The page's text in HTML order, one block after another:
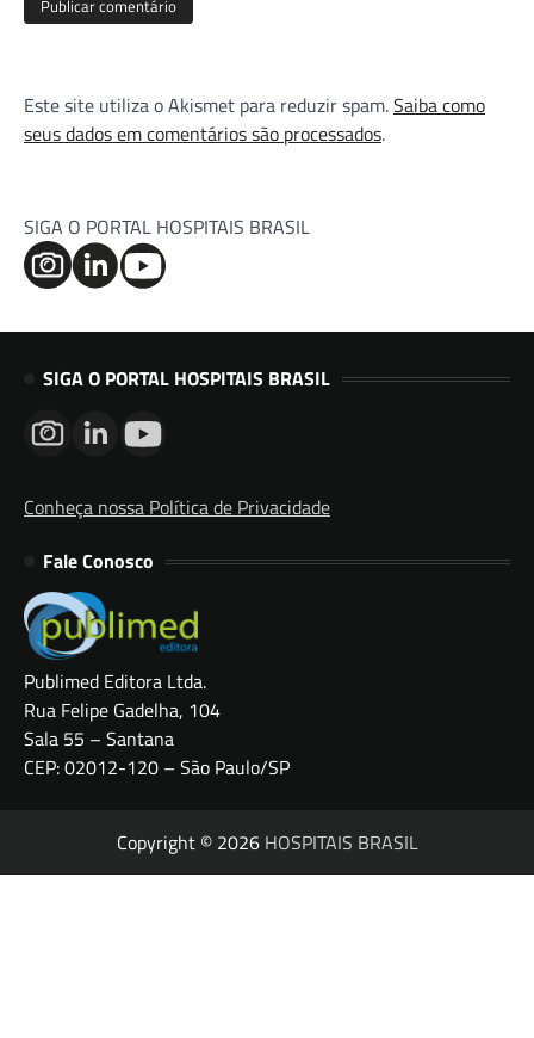
Este site utiliza o Akismet para reduzir spam.Saiba como
seus dados em comentários são processados.
SIGA O PORTAL HOSPITAIS BRASIL
SIGA O PORTAL HOSPITAIS BRASIL
Conheça nossa Política de Privacidade
Fale Conosco
Publimed Editora Ltda.
Rua Felipe Gadelha, 104
Sala 55 – Santana
CEP: 02012-120 – São Paulo/SP
Copyright © 2026 HOSPITAIS BRASIL